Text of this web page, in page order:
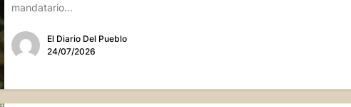
mandatario...
El Diario Del Pueblo
24/07/2026